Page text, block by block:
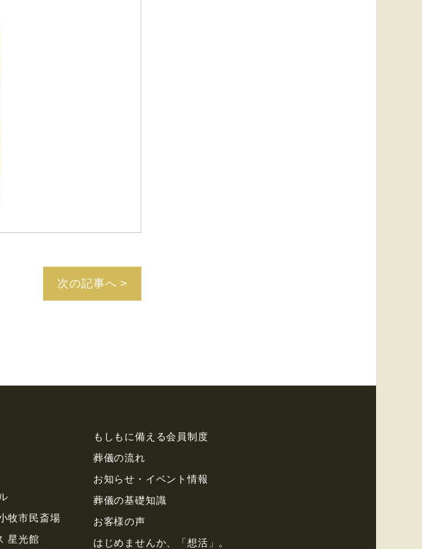
次の記事へ >
牧市民斎場
星光館
もしもに備える会員制度
葬儀の流れ
お知らせ・イベント情報
葬儀の基礎知識
お客様の声
はじめませんか、「想活」。